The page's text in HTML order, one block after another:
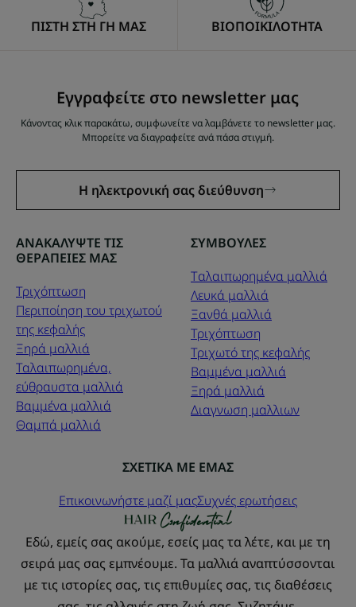
ΠΙΣΤΗ ΣΤΗ ΓΗ ΜΑΣ ΒΙΟΠΟΙΚΙΛΟΤΗΤΑ
Εγγραφείτε στο newsletter μας
Κάνοντας κλικ παρακάτω, συμφωνείτε να λαμβάνετε το newsletter μας.
Μπορείτε να διαγραφείτε ανά πάσα στιγμή.
Η ηλεκτρονική σας διεύθυνση
ΑΝΑΚΑΛΥΨΤΕ ΤΙΣ
ΘΕΡΑΠΕΙΕΣ ΜΑΣ
Τριχόπτωση
Περιποίηση του τριχωτού
της κεφαλής
Ξηρά μαλλιά
Ταλαιπωρημένα,
εύθραυστα μαλλιά
Βαμμένα μαλλιά
Θαμπά μαλλιά
ΣΥΜΒΟΥΛΕΣ
Tαλαιπωρημένα μαλλιά
Λευκά μαλλιά
Ξανθά μαλλιά
Τριχόπτωση
Τριχωτό της κεφαλής
Βαμμένα μαλλιά
Ξηρά μαλλιά
Διαγνωση μαλλιων
ΣΧΕΤΙΚΑ ΜΕ ΕΜΑΣ
Επικοινωνήστε μαζί μαςΣυχνές ερωτήσεις
Εδώ, εμείς σας ακούμε, εσείς μας τα λέτε, και με τη
σειρά μας σας εμπνέουμε. Τα μαλλιά αναπτύσσονται
με τις ιστορίες σας, τις επιθυμίες σας, τις διαθέσεις